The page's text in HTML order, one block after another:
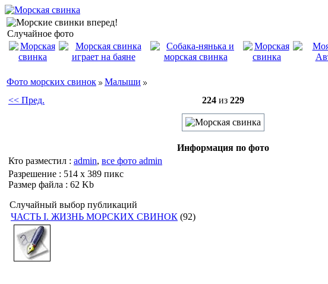
Случайное фото
Фото морских свинок
Малыши
<< Пред.
224из 229
Информация по фото
Кто разместил : admin, все фото admin
Разрешение : 514 x 389 пикс
Размер файла : 62 Kb
Случайный выбор публикаций
ЧАСТЬ I. ЖИЗНЬ МОРСКИХ СВИНОК (92)